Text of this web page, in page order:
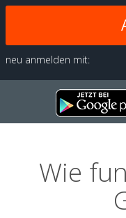
neu anmelden mit:
Wie